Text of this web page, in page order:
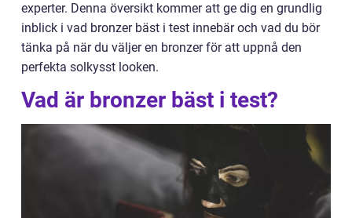
experter. Denna översikt kommer att ge dig en grundlig
inblick i vad bronzer bäst i test innebär och vad du bör
tänka på när du väljer en bronzer för att uppnå den
perfekta solkysst looken.
Vad är bronzer bäst i test?